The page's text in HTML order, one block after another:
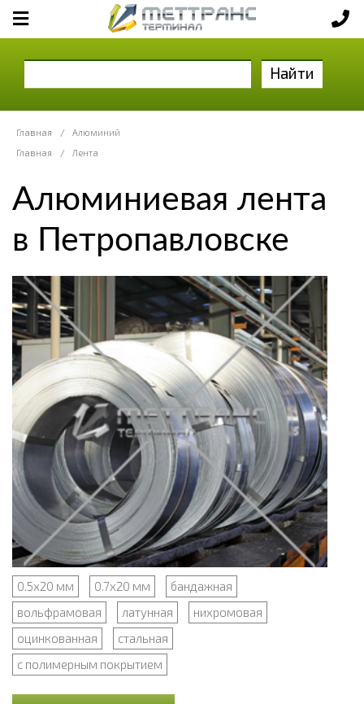
Найти
Главная /
Алюминий
Главная
/ Лента
Алюминиевая лента
в Петропавловске
0.5x20 мм 0.7x20 мм
бандажная
вольфрамовая
латунная
нихромовая
оцинкованная
стальная
с полимерным покрытием